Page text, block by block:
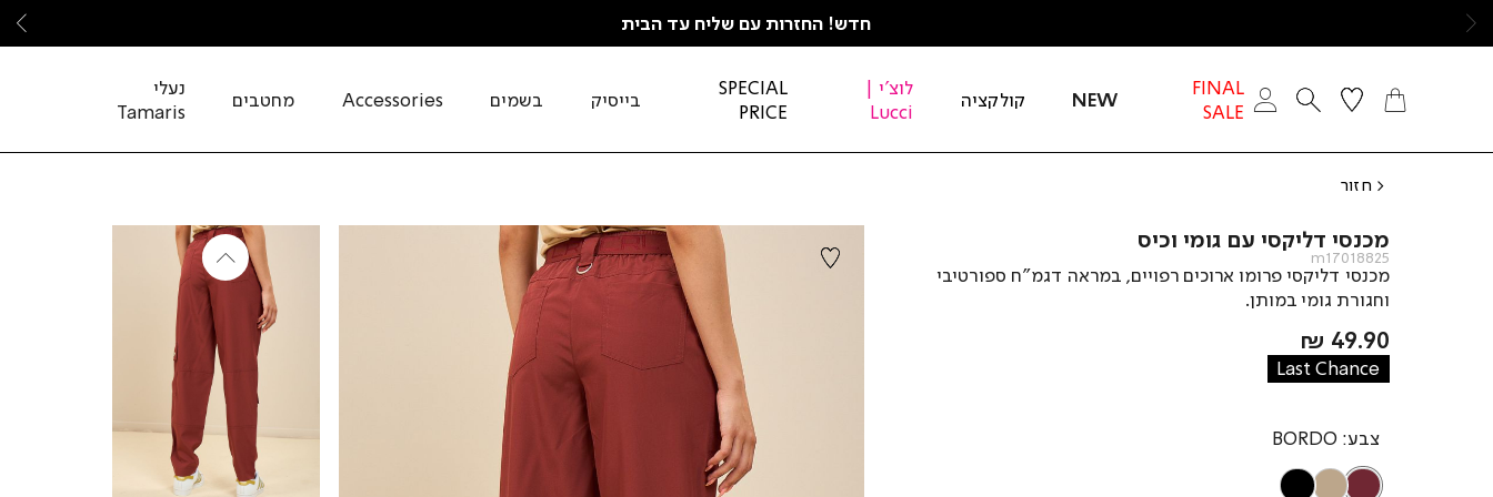
חדש! החזרות עם שליח עד הבית
FINAL
SALE
NEW קולקציה
לוצ'י |
Lucci
SPECIAL
PRICE
בייסיק בשמים Accessories מחטבים
נעלי
Tamaris
חזור
מכנסי דליקסי עם גומי וכיס
m17018825
מכנסי דליקסי פרומו ארוכים רפויים, במראה דגמ”ח ספורטיבי
וחגורת גומי במותן.
מחיר
מוצר
49.90 ₪
Last Chance
צבע BORDO
BORDO
CAMEL
BLACK